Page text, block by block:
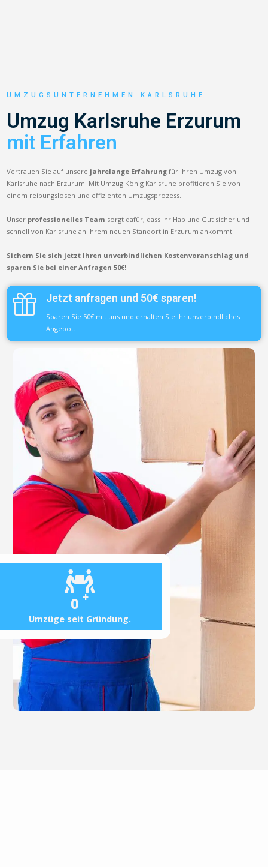
0 +
Umzüge seit Gründung.
UMZUGSUNTERNEHMEN KARLSRUHE
Umzug Karlsruhe Erzurum
mit Erfahren
Vertrauen Sie auf unsere jahrelange Erfahrung für Ihren Umzug von
Karlsruhe nach Erzurum. Mit Umzug König Karlsruhe profitieren Sie von
einem reibungslosen und effizienten Umzugsprozess.
Unser professionelles Team sorgt dafür, dass Ihr Hab und Gut sicher und
schnell von Karlsruhe an Ihrem neuen Standort in Erzurum ankommt.
Sichern Sie sich jetzt Ihren unverbindlichen Kostenvoranschlag und
sparen Sie bei einer Anfragen 50€!
Jetzt anfragen und 50€ sparen!
Sparen Sie 50€ mit uns und erhalten Sie Ihr unverbindliches
Angebot.